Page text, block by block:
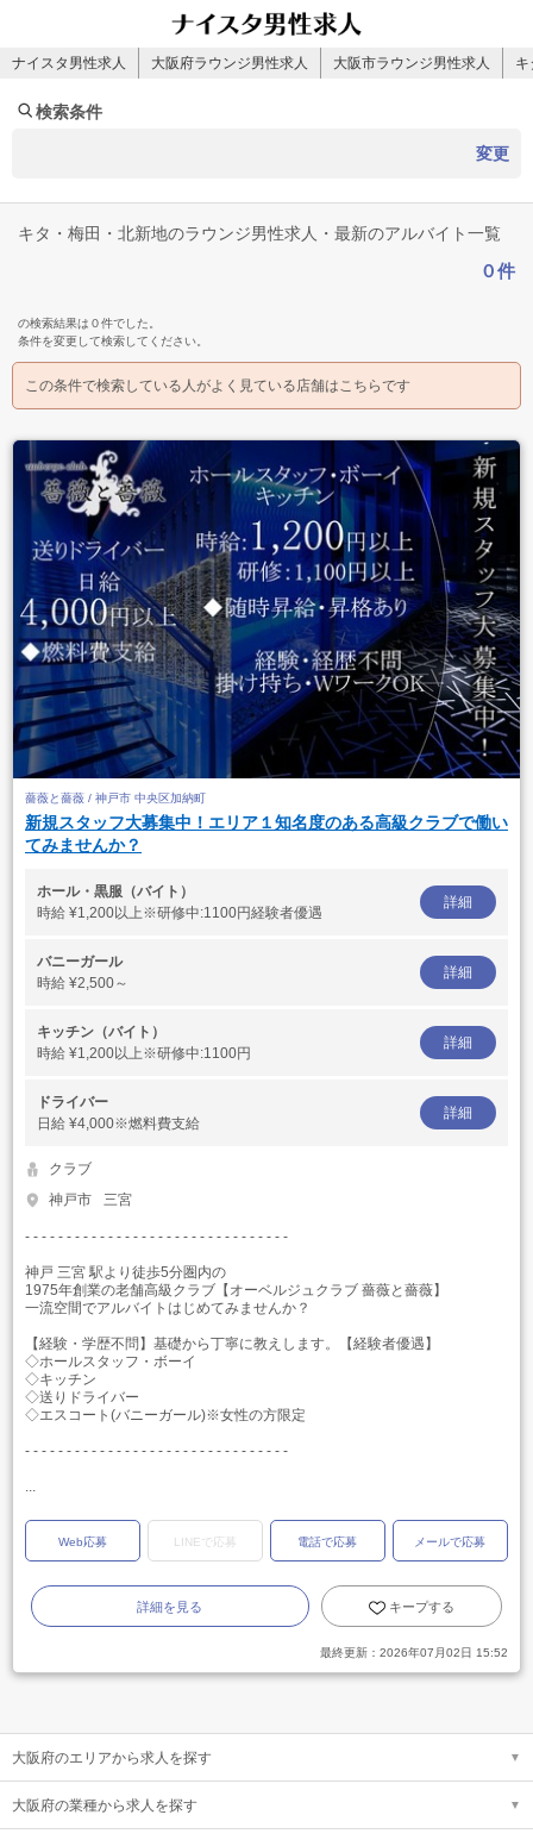
ナイスタ男性求人 大阪府ラウンジ男性求人 大阪市ラウンジ男性求人
検索条件
変更
キタ・梅田・北新地のラウンジ男性求人・最新のアルバイト一覧
０件
の検索結果は０件でした。
条件を変更して検索してください。
この条件で検索している人がよく見ている店舗はこちらです
薔薇と薔薇 / 神戸市 中央区加納町
新規スタッフ大募集中！エリア１知名度のある高級クラブで働い
てみませんか？
ホール・黒服（バイト）
時給 ¥1,200以上※研修中:1100円経験者優遇
詳細
バニーガール
時給 ¥2,500～
詳細
キッチン（バイト）
時給 ¥1,200以上※研修中:1100円
詳細
ドライバー
日給 ¥4,000※燃料費支給
詳細
クラブ
神戸市
三宮
- - - - - - - - - - - - - - - - - - - - - - - - - - - - - - - -
神戸 三宮 駅より徒歩5分圏内の
1975年創業の老舗高級クラブ【オーベルジュクラブ 薔薇と薔薇】
一流空間でアルバイトはじめてみませんか？
【経験・学歴不問】基礎から丁寧に教えします。【経験者優遇】
◇ホールスタッフ・ボーイ
◇キッチン
◇送りドライバー
◇エスコート(バニーガール)※女性の方限定
- - - - - - - - - - - - - - - - - - - - - - - - - - - - - - - -
...
Web応募 LINEで応募 電話で応募 メールで応募
詳細を見る キープする
最終更新： 2026年07月02日 15:52
大阪府のエリアから求人を探す
大阪府の業種から求人を探す